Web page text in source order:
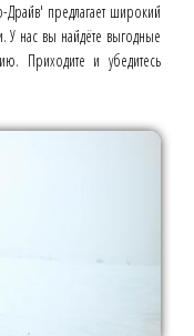
Драйв' предлагает широкий
У нас вы найдёте выгодные
Приходите и убедитесь